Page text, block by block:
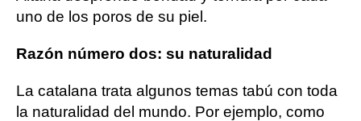
uno de los poros de su piel.
Razón número dos: su naturalidad
La catalana trata algunos temas tabú con toda
la naturalidad del mundo. Por ejemplo, como